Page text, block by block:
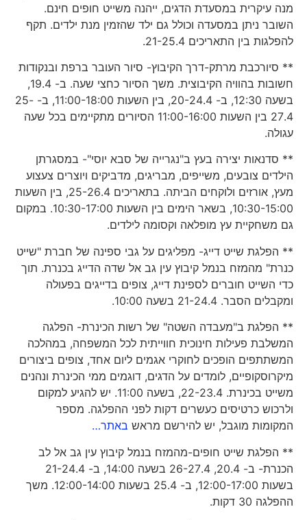
מנה עיקרית במסעדת הדגים, ייהנה משייט חופים חינם.
השובר ניתן במסעדה וכולל גם ילד שהזמין מנת ילדים. תקף
להפלגות בין התאריכים 21-25.4.
** סיורכבת מרתק-דרך הקיבוץ- סיור העובר ברפת ובנקודות
חשובות בהוויה הקיבוצית. משך הסיור כחצי שעה. ב- 19.4,
בשעה 12:30, ב- 20-24.4, בין השעות 11:00-18:00, ב- 25-
27.4 בין השעות 11:00-16:00 הסיורים מתקיימים בכל שעה
עגולה.
** סדנאות יצירה בעץ ב"נגרייה של סבא יוסי"- במסגרתן
הילדים צובעים, משייפים, מבריגים, מדביקים ויוצרים צעצוע
מעץ, אורזים ולוקחים הביתה. בתאריכים 25-26.4, בין השעות
10:30-15:00, בשאר הימים בין השעות 10:30-17:00. במקום
גם משחקיית עץ מופלאה וקסומה לילדים.
** הפלגת שייט דייג- מפליגים על גבי ספינה של חברת "שייט
כנרת" מהמזח בנמל קיבוץ עין גב אל שדה הדייג בכנרת. תוך
כדי השייט חוברים לספינת דייג, צופים בדייגים בפעולה
ומקבלים הסבר. 21-24.4 בשעה 10:00.
** הפלגת ב"מעבדה השטה" של רשות הכינרת- הפלגה
המשלבת פעילות חינוכית חווייתית לכל המשפחה, במהלכה
המשתתפים הופכים לחוקרי אגמים ליום אחד, צופים ביצורים
מיקרוסקופיים, לומדים על הדגים, דוגמים ממי הכינרת ונהנים
משייט בכינרת. 22-23.4, בשעה 11:00. יש להגיע למקום
ולרכוש כרטיסים כעשרים דקות לפני ההפלגה. מספר
המקומות מוגבל, יש להירשם מראשבאתר…
** הפלגת שייט חופים-מהמזח בנמל קיבוץ עין גב אל לב
הכנרת- ב- 20.4, 26-27.4 בשעה 14:00, ב- 21-24.4
בשעות 12:00-17:00, ב- 25.4 בשעות 12:00-14:00. משך
ההפלגה 30 דקות.